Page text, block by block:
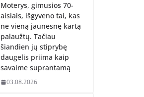
Moterys, gimusios 70-
aisiais, išgyveno tai, kas
ne vieną jaunesnę kartą
palaužtų. Tačiau
šiandien jų stiprybę
daugelis priima kaip
savaime suprantamą
03.08.2026